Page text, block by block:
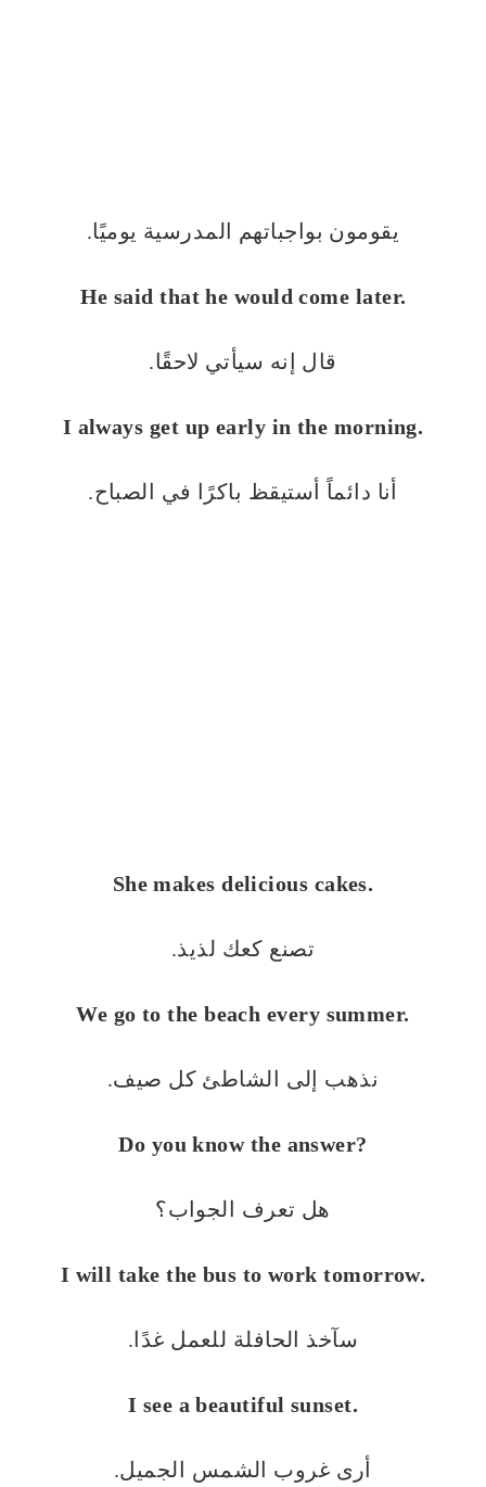
يقومون بواجباتهم المدرسية يوميًا.
He said that he would come later.
قال إنه سيأتي لاحقًا.
I always get up early in the morning.
أنا دائماً أستيقظ باكرًا في الصباح.
She makes delicious cakes.
تصنع كعك لذيذ.
We go to the beach every summer.
نذهب إلى الشاطئ كل صيف.
Do you know the answer?
هل تعرف الجواب؟
I will take the bus to work tomorrow.
سآخذ الحافلة للعمل غدًا.
I see a beautiful sunset.
أرى غروب الشمس الجميل.